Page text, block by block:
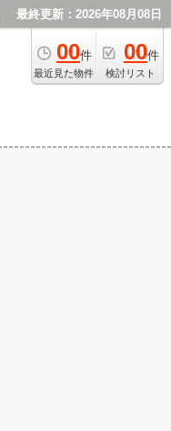
最終更新：2026年08月08日
00件
最近見た物件
00件
検討リスト